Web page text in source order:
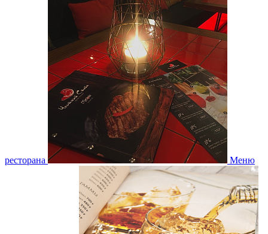
ресторана Меню